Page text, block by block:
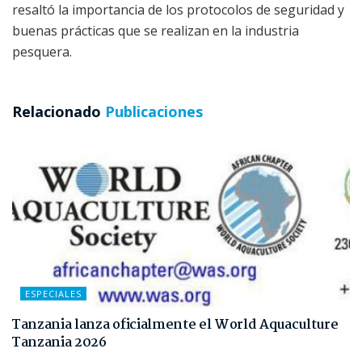
resaltó la importancia de los protocolos de seguridad y
buenas prácticas que se realizan en la industria
pesquera.
Relacionado Publicaciones
ESPECIALES
Tanzania lanza oficialmente el World Aquaculture
Tanzania 2026